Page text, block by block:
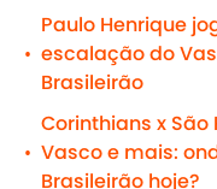
•
Paulo Henrique
escalação do
Brasileirão
•
Corinthians x São
Vasco e mais:
Brasileirão hoje?